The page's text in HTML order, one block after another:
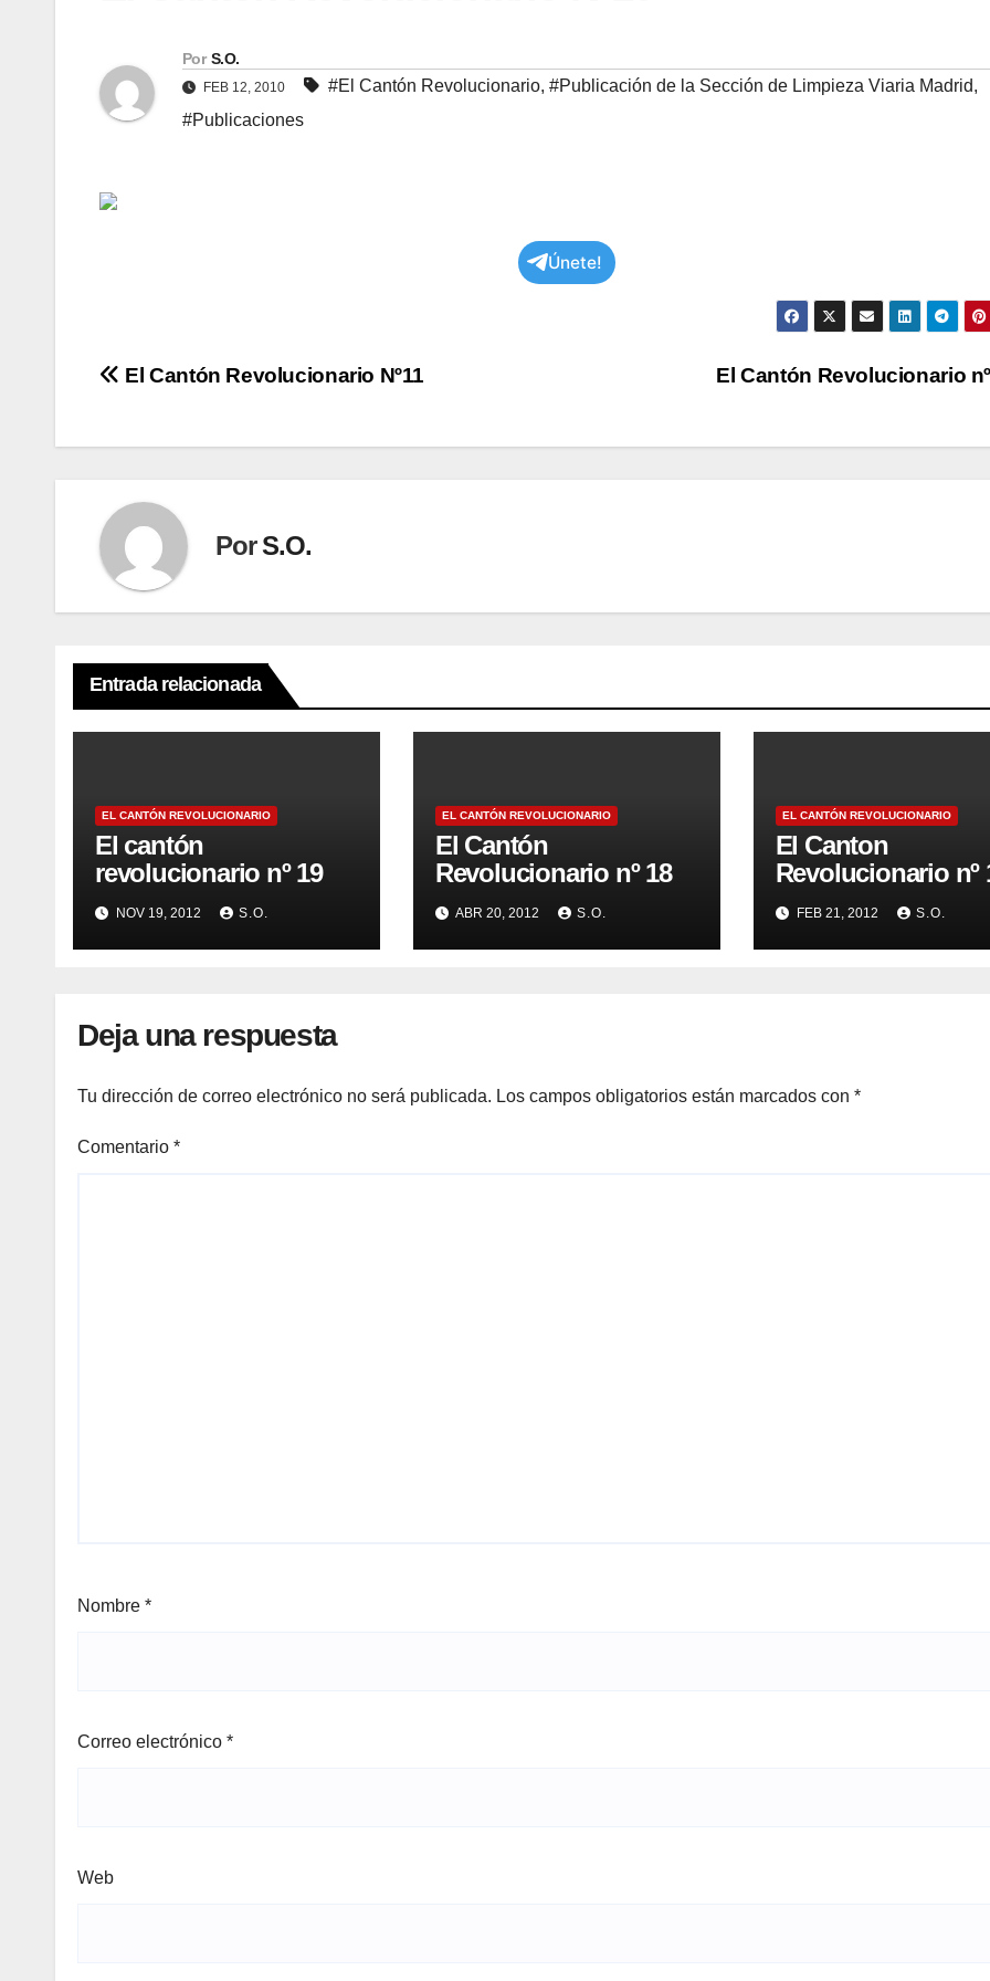
Por S.O.
FEB 12, 2010 #El Cantón Revolucionario, #Publicación de la Sección de Limpieza Viaria Madrid,
#Publicaciones
Únete!
Navegación
El Cantón Revolucionario
El Cantón Revolucionario Nº11
PorS.O.
Entrada relacionada
EL CANTÓN REVOLUCIONARIO
El cantón
revolucionario nº 19
NOV 19, 2012 S.O.
EL CANTÓN REVOLUCIONARIO
El Cantón
Revolucionario nº 18
ABR 20, 2012 S.O.
EL CANTÓN REVOLUCIONARIO
El Canton
Revolucionario nº
FEB 21, 2012 S.O.
Deja una respuesta
Tu dirección de correo electrónico no será publicada. Los campos obligatorios están marcados con *
Comentario *
Nombre *
Correo electrónico *
Web